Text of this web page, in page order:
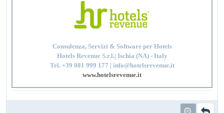
Consulenza, Servizi & Software per Hotels
Hotels Revenue S.r.l.| Ischia (NA) - Italy
Tel. +39 081 999 177 | info@hotelsrevenue.it
www.hotelsrevenue.it